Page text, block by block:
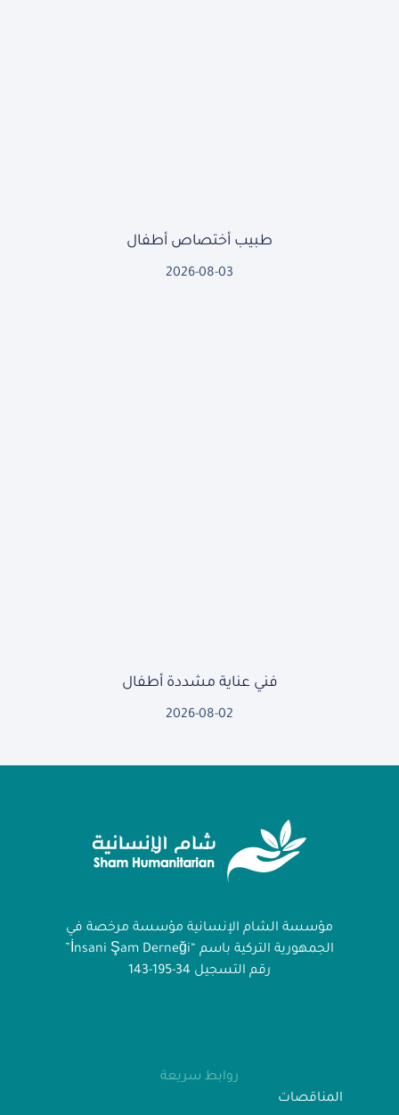
طبيب أختصاص أطفال
2026-08-03
فني عناية مشددة أطفال
2026-08-02
مؤسسة الشام الإنسانية مؤسسة مرخصة في
الجمهورية التركية باسم “İnsani Şam Derneği”
رقم التسجيل 34-195-143
روابط سريعة
المناقصات